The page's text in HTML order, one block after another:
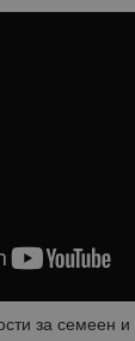
за семеен и